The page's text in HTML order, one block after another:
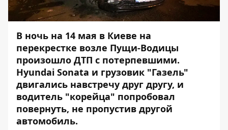
В ночь на 14 мая в Киеве на
перекрестке возле Пущи-Водицы
произошло ДТП с потерпевшими.
Hyundai Sonata и грузовик "Газель"
двигались навстречу друг другу, и
водитель "корейца" попробовал
повернуть, не пропустив другой
автомобиль.